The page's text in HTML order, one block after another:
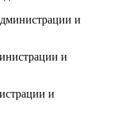
и
и
и